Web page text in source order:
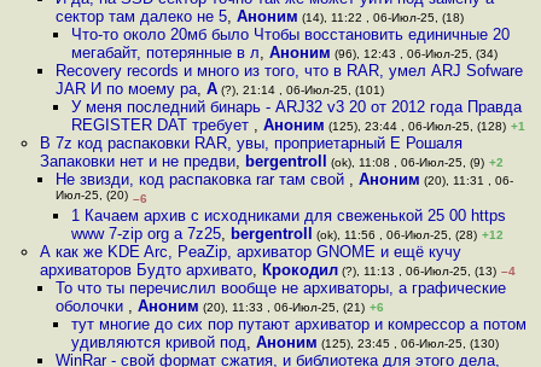
сектор там далеко не 5, Аноним (14), 11:22 , 06-Июл-25, (18)
Что-то около 20мб было Чтобы восстановить единичные 20
мегабайт, потерянные в л,Аноним (96), 12:43 , 06-Июл-25, (34)
Recovery records и много из того, что в RAR, умел ARJ Sofware
JAR И по моему ра, A(?), 21:14 , 06-Июл-25, (101)
У меня последний бинарь - ARJ32 v3 20 от 2012 года Правда
REGISTER DAT требует ,Аноним (125), 23:44 , 06-Июл-25, (128) +1
В 7z код распаковки RAR, увы, проприетарный Е Рошаля
Запаковки нет и не предви, bergentroll (ok), 11:08 , 06-Июл-25, (9) +2
Не звизди, код распаковка rar там свой , Аноним (20), 11:31 , 06-
Июл-25, (20) –6
1 Качаем архив с исходниками для свеженькой 25 00 https
www 7-zip org a 7z25, bergentroll (ok), 11:56 , 06-Июл-25, (28) +12
А как же KDE Arc, PeaZip, архиватор GNOME и ещё кучу
архиваторов Будто архивато, Крокодил(?), 11:13 , 06-Июл-25, (13) –4
То что ты перечислил вообще не архиваторы, а графические
оболочки , Аноним (20), 11:33 , 06-Июл-25, (21) +6
тут многие до сих пор путают архиватор и комрессор а потом
удивляются кривой под,Аноним (125), 23:45 , 06-Июл-25, (130)
WinRar - свой формат сжатия, и библиотека для этого дела,